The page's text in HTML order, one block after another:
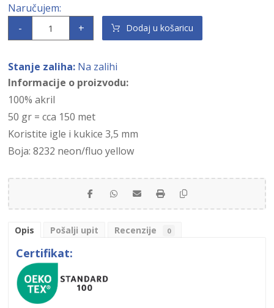
- + Dodaj u košaricu
Stanje zaliha: Na zalihi
Informacije o proizvodu:
100% akril
50 gr = cca 150 met
Koristite igle i kukice 3,5 mm
Boja: 8232 neon/fluo yellow
Opis Pošalji upit Recenzije 0
Certifikat: